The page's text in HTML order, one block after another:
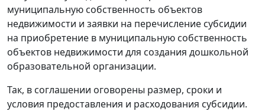
муниципальную собственность объектов
недвижимости и заявки на перечисление субсидии
на приобретение в муниципальную собственность
объектов недвижимости для создания дошкольной
образовательной организации.
Так, в соглашении оговорены размер, сроки и
условия предоставления и расходования субсидии.